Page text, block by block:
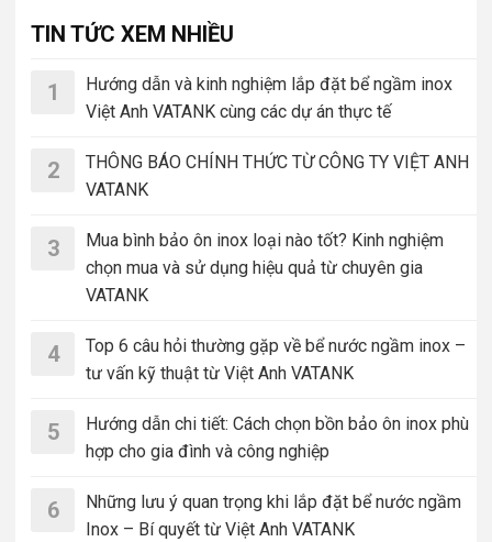
TIN TỨC XEM NHIỀU
1
Hướng dẫn và kinh nghiệm lắp đặt bể ngầm inox
Việt Anh VATANK cùng các dự án thực tế
2
THÔNG BÁO CHÍNH THỨC TỪ CÔNG TY VIỆT ANH
VATANK
3
Mua bình bảo ôn inox loại nào tốt? Kinh nghiệm
chọn mua và sử dụng hiệu quả từ chuyên gia
VATANK
4
Top 6 câu hỏi thường gặp về bể nước ngầm inox –
tư vấn kỹ thuật từ Việt Anh VATANK
5
Hướng dẫn chi tiết: Cách chọn bồn bảo ôn inox phù
hợp cho gia đình và công nghiệp
6
Những lưu ý quan trọng khi lắp đặt bể nước ngầm
Inox – Bí quyết từ Việt Anh VATANK